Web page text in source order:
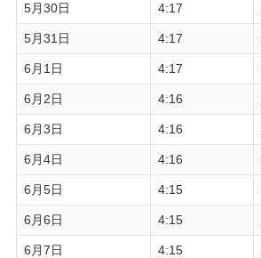
5月30日 4:17
5月31日 4:17
6月1日 4:17
6月2日 4:16
6月3日 4:16
6月4日 4:16
6月5日 4:15
6月6日 4:15
6月7日 4:15